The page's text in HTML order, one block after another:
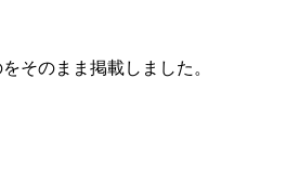
そのまま掲載しました。